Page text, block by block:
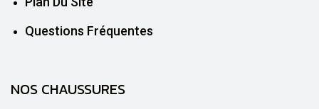
Questions Fréquentes
NOS CHAUSSURES